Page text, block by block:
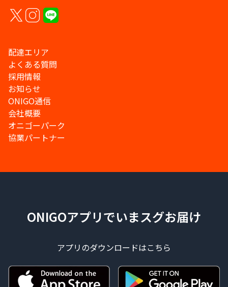
配達エリア
よくある質問
採用情報
お知らせ
ONIGO通信
会社概要
オニゴーパーク
協業パートナー
ONIGOアプリでいまスグお届け
アプリのダウンロードはこちら